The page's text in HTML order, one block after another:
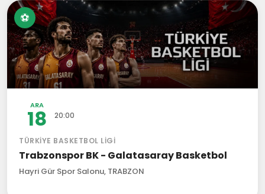
⚽
ARA
18 20:00
TÜRKIYE BASKETBOL LIGI
Trabzonspor BK - Galatasaray Basketbol
Hayri Gür Spor Salonu, TRABZON